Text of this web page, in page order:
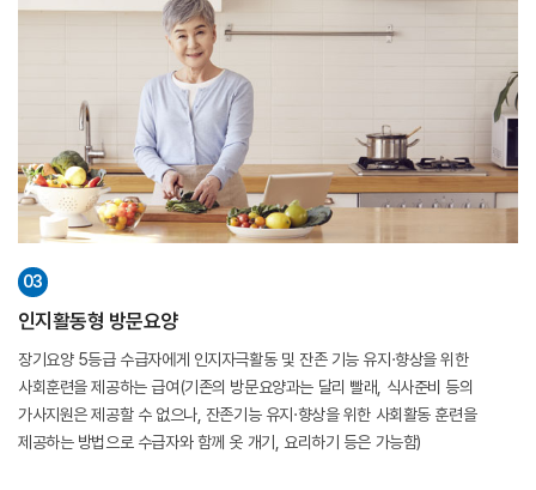
03
인지활동형 방문요양
장기요양 5등급 수급자에게 인지자극활동 및 잔존 기능 유지·향상을 위한
사회훈련을 제공하는 급여(기존의 방문요양과는 달리 빨래, 식사준비 등의
가사지원은 제공할 수 없으나, 잔존기능 유지·향상을 위한 사회활동 훈련을
제공하는 방법으로 수급자와 함께 옷 개기, 요리하기 등은 가능함)